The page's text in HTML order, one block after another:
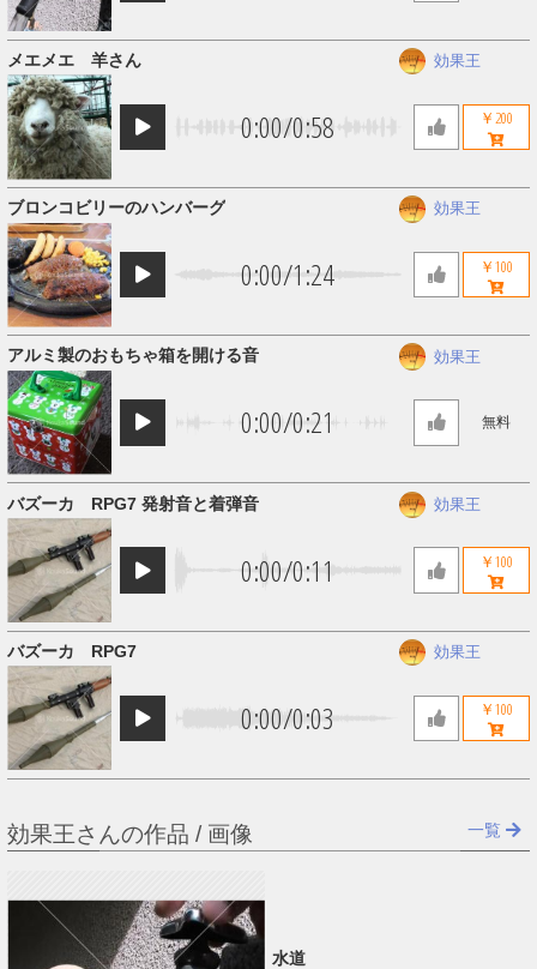
0:00/0:58
メエメエ 羊さん 効果王
￥200
0:00/1:24
ブロンコビリーのハンバーグ 効果王
￥100
0:00/0:21
アルミ製のおもちゃ箱を開ける音 効果王
無料
0:00/0:11
バズーカ RPG7 発射音と着弾音 効果王
￥100
0:00/0:03
バズーカ RPG7 効果王
￥100
効果王さんの作品 / 画像 一覧
水道